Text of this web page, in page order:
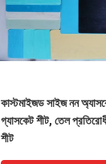
কাস্টমাইজড সাইজ নন
গ্যাসকেট শীট, তেল
শীট